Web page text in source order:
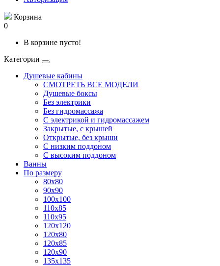
Корзина
0
В корзине пусто!
Категории
Душевые кабины
СМОТРЕТЬ ВСЕ МОДЕЛИ
Душевые боксы
Без электрики
Без гидромассажа
С электрикой и гидромассажем
Закрытые, с крышей
Открытые, без крыши
С низким поддоном
С высоким поддоном
Ванны
По размеру
80x80
90x90
100x100
110x85
110x95
120x120
120x80
120x85
120x90
135x135